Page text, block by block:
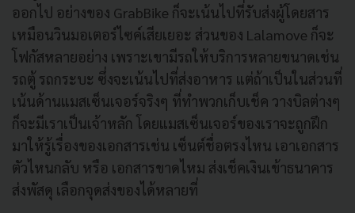
ออกไป อย่างของ GrabBike ก็จะเน้นไปที่รับส่งผู้โดยสาร
เหมือนวินมอเตอร์ไซค์เสียเยอะ ส่วนของ Lalamove ก็จะ
โฟกัสหลายอย่าง เพราะเขามีรถให้บริการหลายขนาดเช่น
รถตู้ รถกระบะ ซึ่งจะเน้นไปที่ส่งอาหาร แต่ถ้าเป็นในส่วนที่
เน้นด้านแมสเซ็นเจอร์จริงๆ ที่ทำพวกเก็บเช็ค วางบิลต่างๆ
ก็จะมีเราเป็นเจ้าหลัก โดยแมสเซ็นเจอร์ของเราจะถูกฝึก
มาให้รู้เรื่องของเอกสารเช่น เซ็นต์ชื่อตรงไหน เอาเอกสาร
ตัวไหนกลับ หรือ เอกสารขาดไหม ส่งเช็คเงินเข้าธนาคาร
ส่งพัสดุ เลือกจุดส่งของได้หลายที่